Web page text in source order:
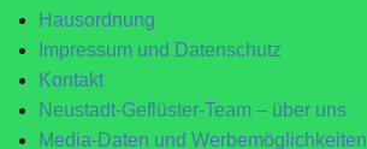
Hausordnung
Impressum und Datenschutz
Kontakt
Neustadt-Geflüster-Team – über uns
Media-Daten und Werbemöglichkeiten